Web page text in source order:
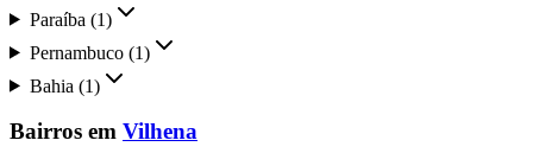
Paraíba (1)
Pernambuco (1)
Bahia (1)
Bairros em Vilhena